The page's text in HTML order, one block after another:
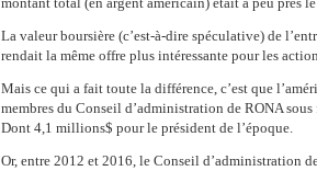
La valeur boursière (c’est-à-dire spéculative) de
rendait la même offre plus intéressante pour les
Mais ce qui a fait toute la différence, c’est que
membres du Conseil d’administration de RONA
Dont 4,1 millions$ pour le président de l’époque.
Or, entre 2012 et 2016, le Conseil d’administration